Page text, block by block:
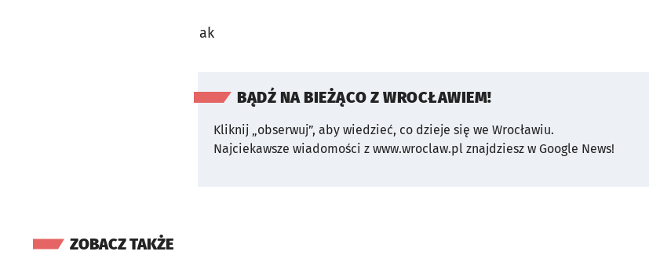
ak
BĄDŹ NA BIEŻĄCO Z WROCŁAWIEM!
Kliknij „obserwuj”, aby wiedzieć, co dzieje się we Wrocławiu.
Najciekawsze wiadomości z www.wroclaw.pl znajdziesz w Google News!
ZOBACZ TAKŻE